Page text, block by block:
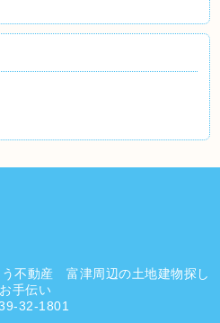
不動産 富津周辺の土地建物探し
手伝い
32-1801